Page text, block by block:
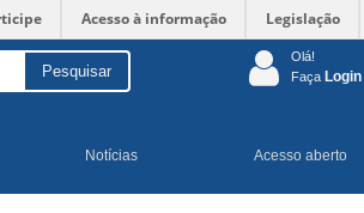
Acesso à informação Legislação
Pesquisar
Olá!
Faça Login
Notícias Acesso aberto